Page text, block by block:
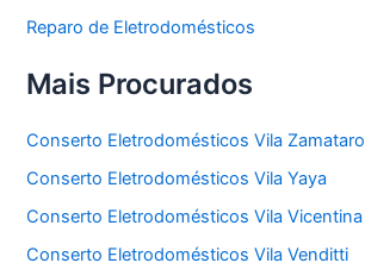
Reparo de Eletrodomésticos
Mais Procurados
Conserto Eletrodomésticos Vila Zamataro
Conserto Eletrodomésticos Vila Yaya
Conserto Eletrodomésticos Vila Vicentina
Conserto Eletrodomésticos Vila Venditti